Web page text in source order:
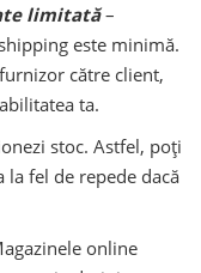
limitată–
este minimă.
către client,
ta.
stoc. Astfel, poți
fel de repede dacă
online